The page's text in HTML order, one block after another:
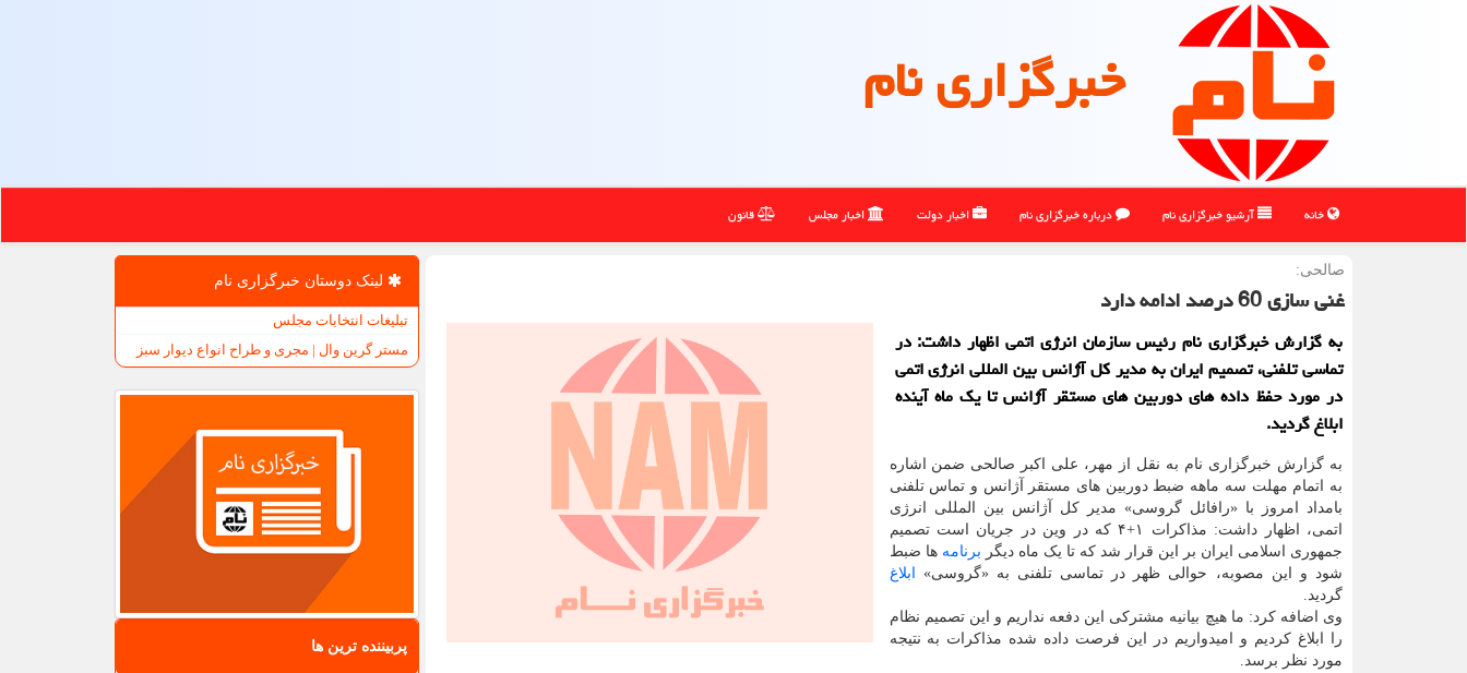
خبرگزاری نام
خانه آرشیو خبرگزاری نام درباره خبرگزاری نام اخبار دولت اخبار مجلس قانون
صالحی:
غنی سازی 60 درصد ادامه دارد
به گزارش خبرگزاری نام رئیس سازمان انرژی اتمی اظهار داشت: در
تماسی تلفنی، تصمیم ایران به مدیر کل آژانس بین المللی انرژی اتمی
در مورد حفظ داده های دوربین های مستقر آژانس تا یک ماه آینده
ابلاغ گردید.
به گزارش خبرگزاری نام به نقل از مهر، علی اکبر صالحی ضمن اشاره
به اتمام مهلت سه ماهه ضبط دوربین های مستقر آژانس و تماس تلفنی
بامداد امروز با «رافائل گروسی» مدیر کل آژانس بین المللی انرژی
اتمی، اظهار داشت: مذاکرات ۱+۴ که در وین در جریان است تصمیم
جمهوری اسلامی ایران بر این قرار شد که تا یک ماه دیگر برنامه ها ضبط
شود و این مصوبه، حوالی ظهر در تماسی تلفنی به «گروسی»
ابلاغ
گردید.
وی اضافه کرد: ما هیچ بیانیه مشترکی این دفعه نداریم و این تصمیم نظام
را ابلاغ کردیم و امیدواریم در این فرصت داده شده مذاکرات به نتیجه
مورد نظر برسد.
لینک دوستان خبرگزاری نام
تبلیغات انتخابات مجلس
مستر گرین وال | مجری و طراح انواع دیوار سبز
پربیننده ترین ها